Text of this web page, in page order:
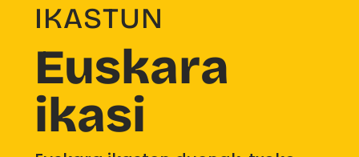
IKASTUN
Euskara
ikasi